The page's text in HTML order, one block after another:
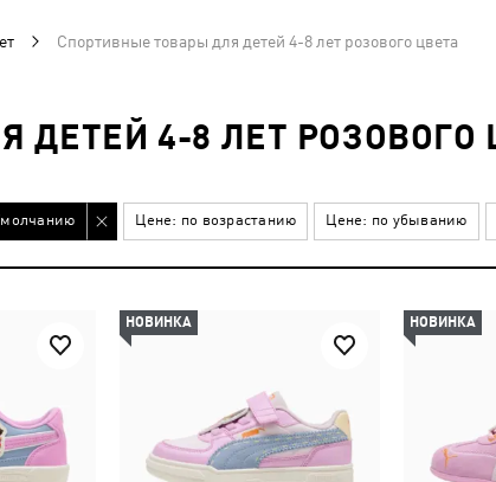
Спортивные товары для детей 4-8 лет розового цвета
4-8 ЛЕТ РОЗОВОГО
Цене: по возрастанию Цене: по убыванию
НОВИНКА НОВИНКА